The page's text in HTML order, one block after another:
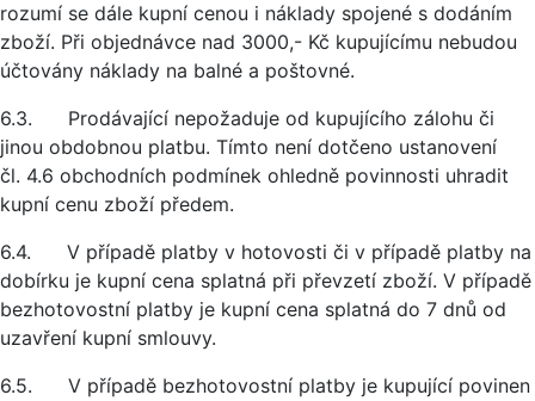
rozumí se dále kupní cenou i náklady spojené s dodáním
zboží. Při objednávce nad 3000,- Kč kupujícímu nebudou
účtovány náklady na balné a poštovné.
6.3. Prodávající nepožaduje od kupujícího zálohu či
jinou obdobnou platbu. Tímto není dotčeno ustanovení
čl. 4.6 obchodních podmínek ohledně povinnosti uhradit
kupní cenu zboží předem.
6.4. V případě platby v hotovosti či v případě platby na
dobírku je kupní cena splatná při převzetí zboží. V případě
bezhotovostní platby je kupní cena splatná do 7 dnů od
uzavření kupní smlouvy.
6.5. V případě bezhotovostní platby je kupující povinen